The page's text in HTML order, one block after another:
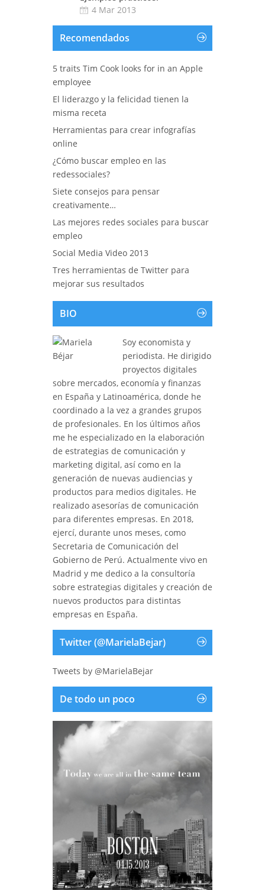
4 Mar 2013
Recomendados
5 traits Tim Cook looks for in an Apple
employee
El liderazgo y la felicidad tienen la
misma receta
Herramientas para crear infografías
online
¿Cómo buscar empleo en las
redessociales?
Siete consejos para pensar
creativamente…
Las mejores redes sociales para buscar
empleo
Social Media Video 2013
Tres herramientas de Twitter para
mejorar sus resultados
BIO
Soy economista y
periodista. He dirigido
proyectos digitales
sobre mercados, economía y finanzas
en España y Latinoamérica, donde he
coordinado a la vez a grandes grupos
de profesionales. En los últimos años
me he especializado en la elaboración
de estrategias de comunicación y
marketing digital, así como en la
generación de nuevas audiencias y
productos para medios digitales. He
realizado asesorías de comunicación
para diferentes empresas. En 2018,
ejercí, durante unos meses, como
Secretaria de Comunicación del
Gobierno de Perú. Actualmente vivo en
Madrid y me dedico a la consultoría
sobre estrategias digitales y creación de
nuevos productos para distintas
empresas en España.
Twitter (@MarielaBejar)
Tweets by @MarielaBejar
De todo un poco